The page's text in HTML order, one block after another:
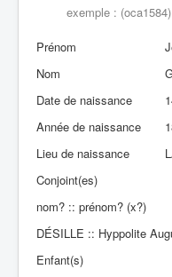
A propos
exemple :
Prénom
Nom
Date de naissance
Année de naissance
Lieu de naissance
Conjoint(es)
nom? :: prénom? (x?)
DÉSILLE :: Hyppolite
Enfant(s)